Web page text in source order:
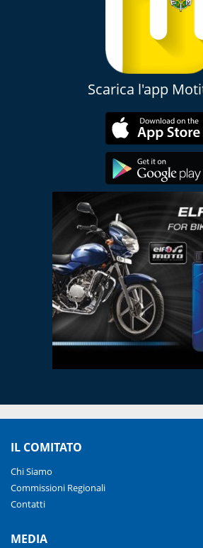
Scarica l'app
IL COMITATO
Chi Siamo
Commissioni Regionali
Contatti
MEDIA